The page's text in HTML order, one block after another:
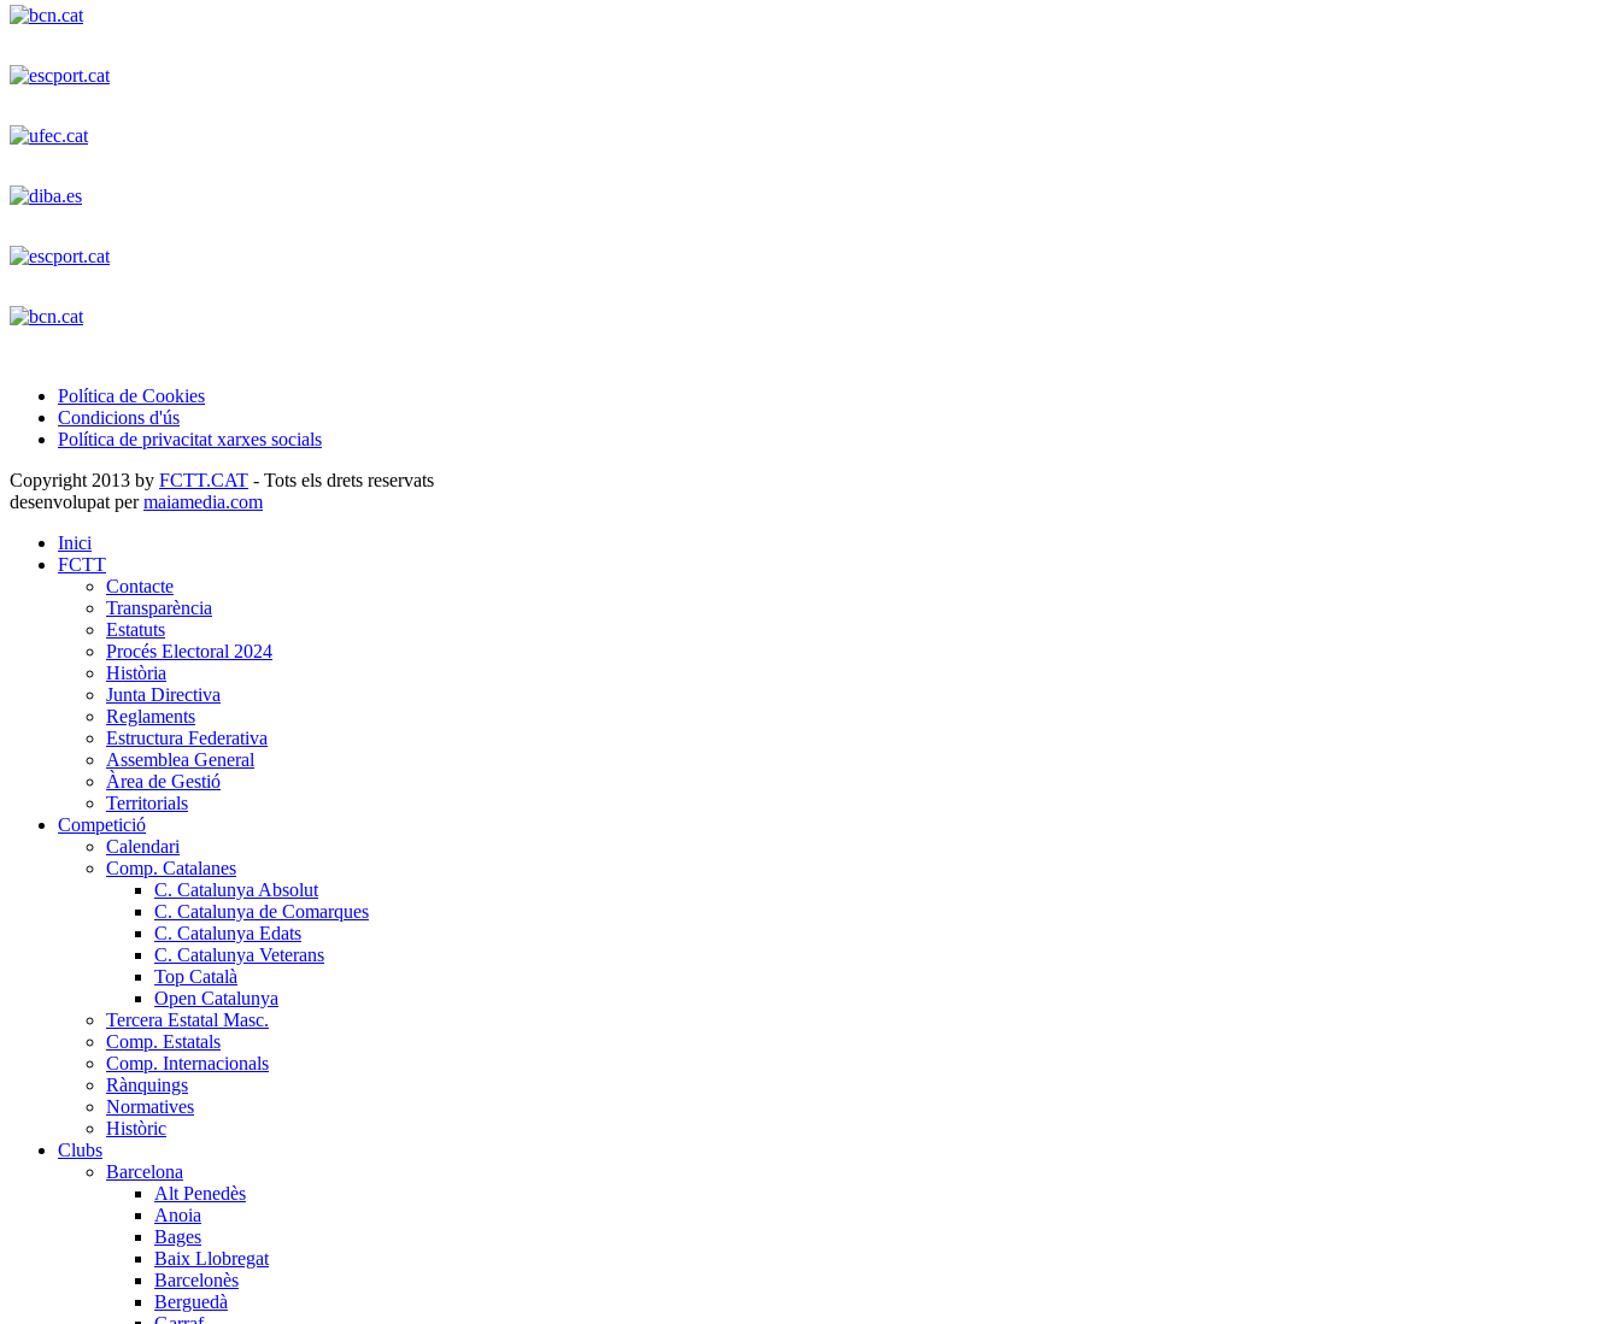
Política de Cookies
Condicions d'ús
Política de privacitat xarxes socials
Copyright 2013 by FCTT.CAT - Tots els drets reservats
desenvolupat permaiamedia.com
Inici
FCTT
Contacte
Transparència
Estatuts
Procés Electoral 2024
Història
Junta Directiva
Reglaments
Estructura Federativa
Assemblea General
Àrea de Gestió
Territorials
Competició
Calendari
Comp. Catalanes
C. Catalunya Absolut
C. Catalunya de Comarques
C. Catalunya Edats
C. Catalunya Veterans
Top Català
Open Catalunya
Tercera Estatal Masc.
Comp. Estatals
Comp. Internacionals
Rànquings
Normatives
Històric
Clubs
Barcelona
Alt Penedès
Anoia
Bages
Baix Llobregat
Barcelonès
Berguedà